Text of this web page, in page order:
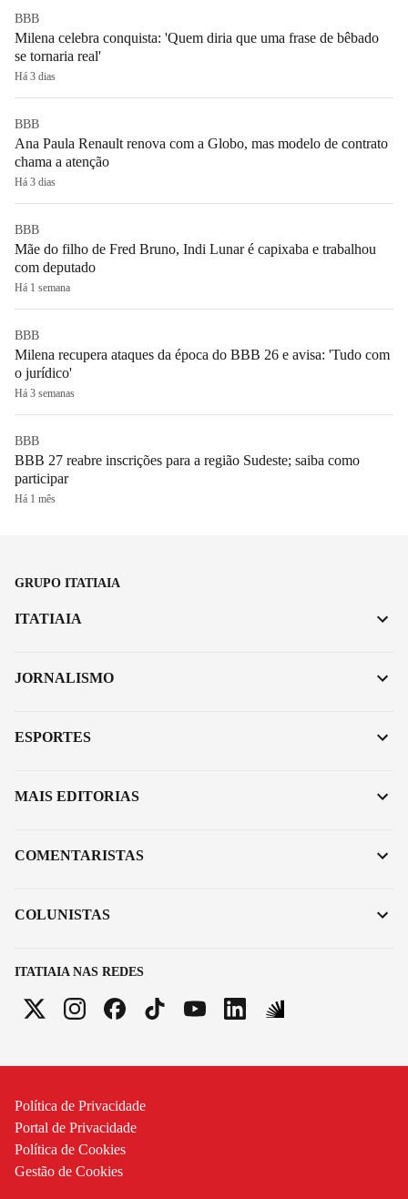
BBB
Milena celebra conquista: 'Quem diria que uma frase de bêbado
se tornaria real'
Há 3 dias
BBB
Ana Paula Renault renova com a Globo, mas modelo de contrato
chama a atenção
Há 3 dias
BBB
Mãe do filho de Fred Bruno, Indi Lunar é capixaba e trabalhou
com deputado
Há 1 semana
BBB
Milena recupera ataques da época do BBB 26 e avisa: 'Tudo com
o jurídico'
Há 3 semanas
BBB
BBB 27 reabre inscrições para a região Sudeste; saiba como
participar
Há 1 mês
GRUPO ITATIAIA
ITATIAIA NAS REDES
ITATIAIA
JORNALISMO
ESPORTES
MAIS EDITORIAS
COMENTARISTAS
COLUNISTAS
Política de Privacidade
Portal de Privacidade
Política de Cookies
Gestão de Cookies